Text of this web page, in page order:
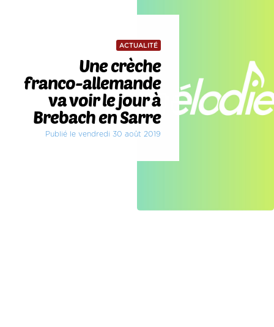
ACTUALITÉ
Une crèche
franco-allemande
va voir le jour à
Brebach en Sarre
Publié le vendredi 30 août 2019